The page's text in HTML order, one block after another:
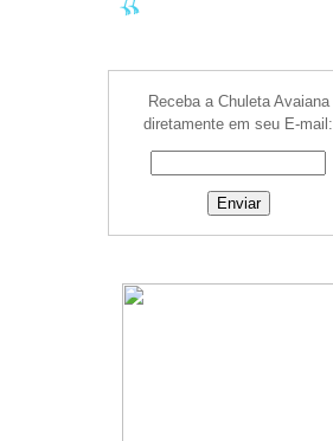
Receba a Chuleta Avaiana
diretamente em seu E-mail: